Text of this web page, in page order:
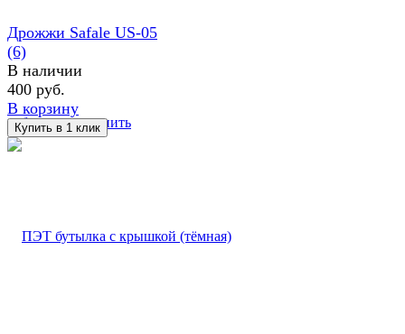
избранное сравнить
Дрожжи Safale US-05
(6)
В наличии
400 руб.
В корзину